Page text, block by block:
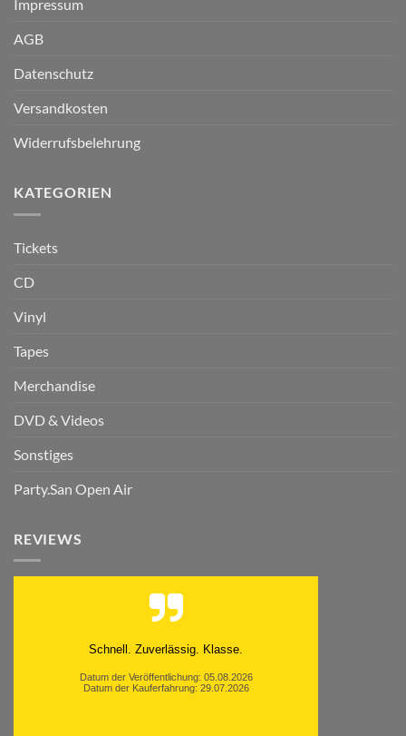
Impressum
AGB
Datenschutz
Versandkosten
Widerrufsbelehrung
KATEGORIEN
Tickets
CD
Vinyl
Tapes
Merchandise
DVD & Videos
Sonstiges
Party.San Open Air
REVIEWS
Schnell. Zuverlässig. Klasse.
Datum der Veröffentlichung: 05.08.2026
Datum der Kauferfahrung: 29.07.2026